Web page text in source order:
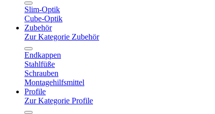
Slim-Optik
Cube-Optik
Zubehör
Zur Kategorie Zubehör
Endkappen
Stahlfüße
Schrauben
Montagehilfsmittel
Profile
Zur Kategorie Profile